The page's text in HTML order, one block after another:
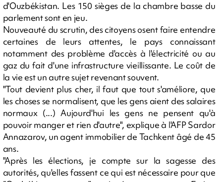
d'Ouzbékistan. Les 150 sièges de la chambre basse du
parlement sont en jeu.
Nouveauté du scrutin, des citoyens osent faire entendre
certaines de leurs attentes, le pays connaissant
notamment des problème d'accès à l'électricité ou au
gaz du fait d'une infrastructure vieillissante. Le coût de
la vie est un autre sujet revenant souvent.
"Tout devient plus cher, il faut que tout s'améliore, que
les choses se normalisent, que les gens aient des salaires
normaux (...) Aujourd'hui les gens ne pensent qu'à
pouvoir manger et rien d'autre", explique à l'AFP Sardor
Annazarov, un agent immobilier de Tachkent âgé de 45
ans.
"Après les élections, je compte sur la sagesse des
autorités, qu'elles fassent ce qui est nécessaire pour que